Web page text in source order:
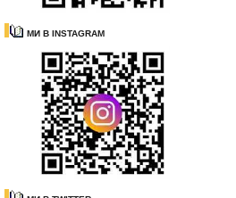
МИ В INSTAGRAM